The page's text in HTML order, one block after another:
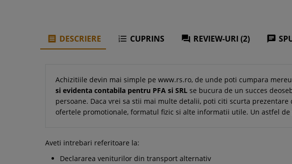
 DESCRIERE  CUPRINS  REVIEW-URI (2) 
Achizitiile devin mai simple pe www.rs.ro, de unde poti cumpara
si evidenta contabila pentru PFA si SRL se bucura de un succes
persoane. Daca vrei sa stii mai multe detalii, poti citi scurta
ofertele promotionale, formatul fizic si alte informatii utile. Un astfel
Aveti intrebari referitoare la:
Declararea veniturilor din transport alternativ